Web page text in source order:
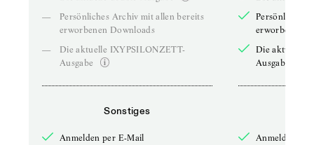
—
Persönliches Archiv mit allen bereits
erworbenen Downloads
—
Die aktuelle IXYPSILONZETT-
Ausgabe
Sonstiges
Anmelden per E-Mail
Persönliches
erworbenen
Die aktuelle
Ausgabe
Anmelden